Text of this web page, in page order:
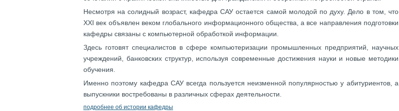
Несмотря на солидный возраст, кафедра САУ остается самой молодой по духу. Дело в том, что
ХХI век объявлен веком глобального информационного общества, а все направления подготовки
кафедры связаны с компьютерной обработкой информации.
Здесь готовят специалистов в сфере компьютеризации промышленных предприятий, научных
учреждений, банковских структур, используя современные достижения науки и новые методики
обучения.
Именно поэтому кафедра САУ всегда пользуется неизменной популярностью у абитуриентов, а
выпускники востребованы в различных сферах деятельности.
подробнее об истории кафедры